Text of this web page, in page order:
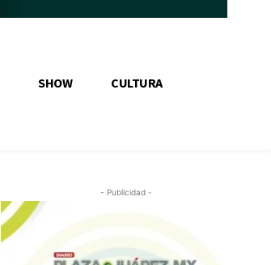
SHOW CULTURA
- Publicidad -